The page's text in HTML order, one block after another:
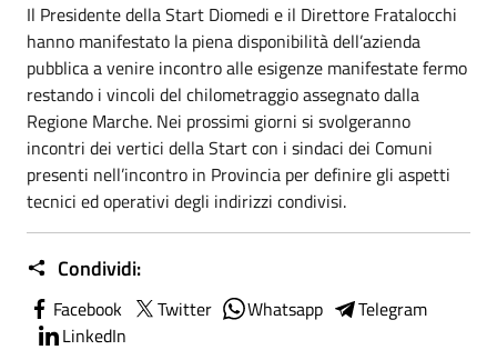
Il Presidente della Start Diomedi e il Direttore Fratalocchi
hanno manifestato la piena disponibilità dell’azienda
pubblica a venire incontro alle esigenze manifestate fermo
restando i vincoli del chilometraggio assegnato dalla
Regione Marche. Nei prossimi giorni si svolgeranno
incontri dei vertici della Start con i sindaci dei Comuni
presenti nell’incontro in Provincia per definire gli aspetti
tecnici ed operativi degli indirizzi condivisi.
Condividi:
Facebook Twitter Whatsapp
Telegram
LinkedIn